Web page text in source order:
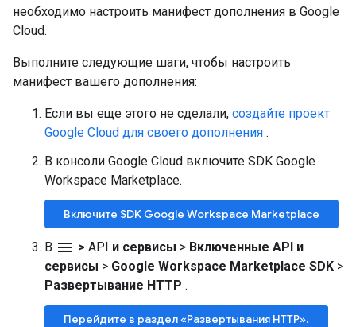
необходимо настроить манифест дополнения в Google
Cloud.
Выполните следующие шаги, чтобы настроить
манифест вашего дополнения:
Если вы еще этого не сделали, создайте проект
Google Cloud для своего дополнения .
В консоли Google Cloud включите SDK Google
Workspace Marketplace.
Включите SDK Google Workspace Marketplace
В menu > API и сервисы > Включенные API и
сервисы > Google Workspace Marketplace SDK >
Развертывание HTTP .
Перейдите в раздел «Развертывания HTTP».